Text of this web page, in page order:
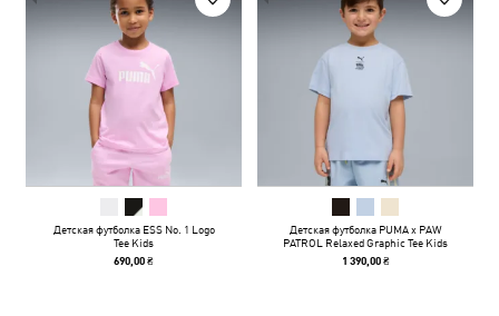
Детская футболка ESS No. 1 Logo
Tee Kids
690,00 ₴
Детская футболка PUMA x PAW
PATROL Relaxed Graphic Tee Kids
1 390,00 ₴